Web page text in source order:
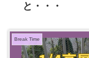
と・・・
Break Time